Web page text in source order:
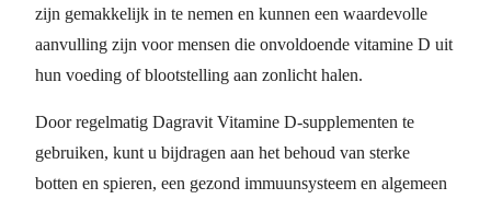
zijn gemakkelijk in te nemen en kunnen een waardevolle
aanvulling zijn voor mensen die onvoldoende vitamine D uit
hun voeding of blootstelling aan zonlicht halen.
Door regelmatig Dagravit Vitamine D-supplementen te
gebruiken, kunt u bijdragen aan het behoud van sterke
botten en spieren, een gezond immuunsysteem en algemeen